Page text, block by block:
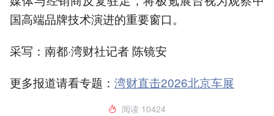
国高端品牌技术演进的重要窗口。
采写：南都·湾财社记者 陈镜安
更多报道请看专题： 湾财直击2026北京车展
阅读 10424